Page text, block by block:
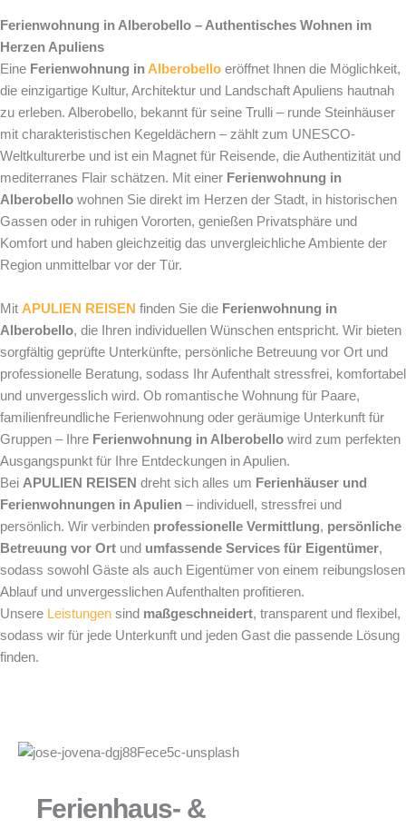
Ferienwohnung in Alberobello – Authentisches Wohnen im
Herzen Apuliens
Eine Ferienwohnung in Alberobello eröffnet Ihnen die Möglichkeit,
die einzigartige Kultur, Architektur und Landschaft Apuliens hautnah
zu erleben. Alberobello, bekannt für seine Trulli – runde Steinhäuser
mit charakteristischen Kegeldächern – zählt zum UNESCO-
Weltkulturerbe und ist ein Magnet für Reisende, die Authentizität und
mediterranes Flair schätzen. Mit einer Ferienwohnung in
Alberobello wohnen Sie direkt im Herzen der Stadt, in historischen
Gassen oder in ruhigen Vororten, genießen Privatsphäre und
Komfort und haben gleichzeitig das unvergleichliche Ambiente der
Region unmittelbar vor der Tür.
Mit APULIEN REISEN finden Sie die Ferienwohnung in
Alberobello, die Ihren individuellen Wünschen entspricht. Wir bieten
sorgfältig geprüfte Unterkünfte, persönliche Betreuung vor Ort und
professionelle Beratung, sodass Ihr Aufenthalt stressfrei, komfortabel
und unvergesslich wird. Ob romantische Wohnung für Paare,
familienfreundliche Ferienwohnung oder geräumige Unterkunft für
Gruppen – Ihre Ferienwohnung in Alberobello wird zum perfekten
Ausgangspunkt für Ihre Entdeckungen in Apulien.
Bei APULIEN REISEN dreht sich alles um Ferienhäuser und
Ferienwohnungen in Apulien – individuell, stressfrei und
persönlich. Wir verbinden professionelle Vermittlung, persönliche
Betreuung vor Ort und umfassende Services für Eigentümer,
sodass sowohl Gäste als auch Eigentümer von einem reibungslosen
Ablauf und unvergesslichen Aufenthalten profitieren.
Unsere Leistungen sind maßgeschneidert, transparent und flexibel,
sodass wir für jede Unterkunft und jeden Gast die passende Lösung
finden.
Ferienhaus- &